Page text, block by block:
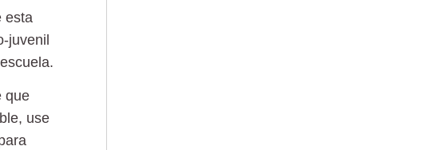
esta
juvenil
que
use